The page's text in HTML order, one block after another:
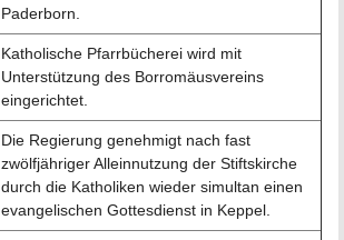
Paderborn.
Katholische Pfarrbücherei wird mit
Unterstützung des Borromäusvereins
eingerichtet.
Die Regierung genehmigt nach fast
zwölfjähriger Alleinnutzung der Stiftskirche
durch die Katholiken wieder simultan einen
evangelischen Gottesdienst in Keppel.